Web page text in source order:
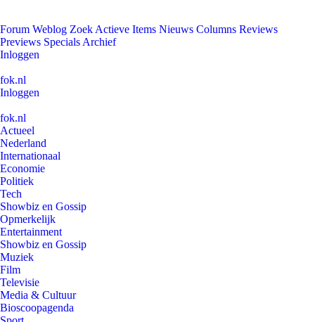
Forum Weblog Zoek Actieve Items Nieuws Columns Reviews
Previews Specials Archief
Inloggen
fok.nl
Inloggen
fok.nl
Actueel
Nederland
Internationaal
Economie
Politiek
Tech
Showbiz en Gossip
Opmerkelijk
Entertainment
Showbiz en Gossip
Muziek
Film
Televisie
Media & Cultuur
Bioscoopagenda